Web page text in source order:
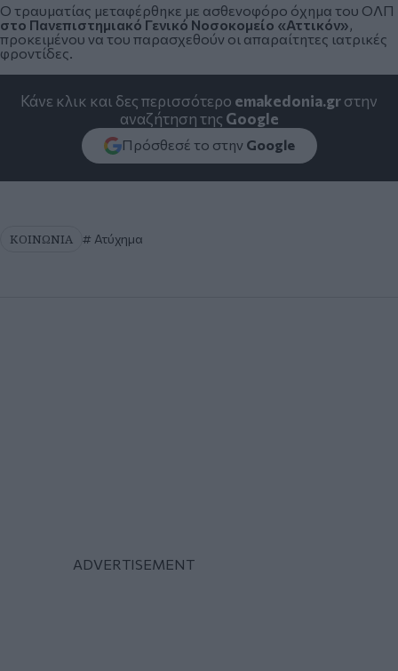
Ο τραυματίας μεταφέρθηκε με ασθενοφόρο όχημα του ΟΛΠ
στο Πανεπιστημιακό Γενικό Νοσοκομείο «Αττικόν»,
προκειμένου να του παρασχεθούν οι απαραίτητες ιατρικές
φροντίδες.
Κάνε κλικ και δες περισσότερο emakedonia.grστην
αναζήτηση της Google
Πρόσθεσέ το στην Google
ΚΟΙΝΩΝΙΑ Ατύχημα